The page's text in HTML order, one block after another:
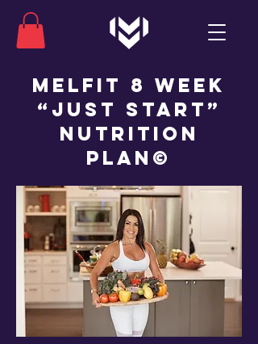
MelFit 8 week
“JUST START”
Nutrition
Plan©